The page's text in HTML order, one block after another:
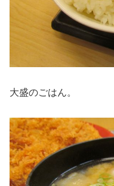
大盛のごはん。